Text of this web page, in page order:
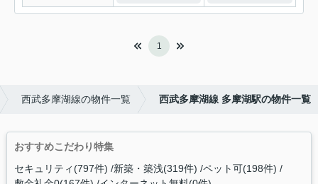
1
西武多摩湖線の物件一覧 西武多摩湖線 多摩湖駅の物件一覧
おすすめこだわり特集
セキュリティ(797件) 新築・築浅(319件) ペット可(198件)